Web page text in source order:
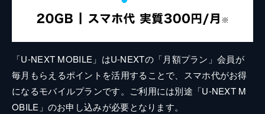
「U-NEXT MOBILE」はU-NEXTの「月額プラン」会員が
毎月もらえるポイントを活用することで、スマホ代がお得
になるモバイルプランです。ご利用には別途「U-NEXT M
OBILE」のお申し込みが必要となります。